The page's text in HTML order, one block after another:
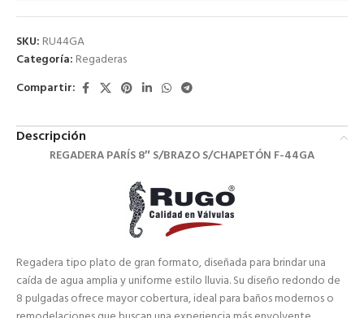
SKU: RU44GA
Categoría: Regaderas
Compartir:
Descripción
REGADERA PARÍS 8″ S/BRAZO S/CHAPETÓN F-44GA
Regadera tipo plato de gran formato, diseñada para brindar una
caída de agua amplia y uniforme estilo lluvia. Su diseño redondo de
8 pulgadas ofrece mayor cobertura, ideal para baños modernos o